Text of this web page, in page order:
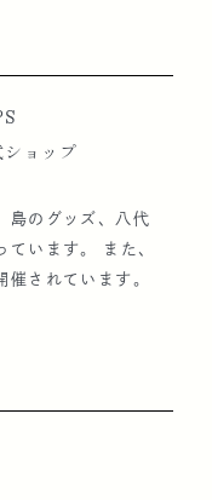
ョップ
島のグッズ、八代
います。 また、
されています。